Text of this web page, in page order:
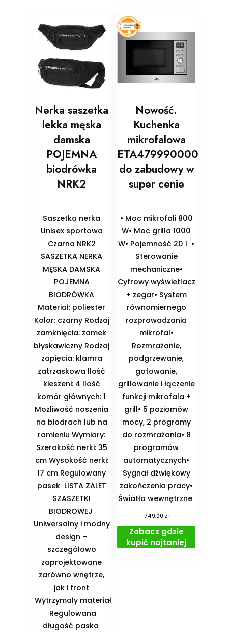
Nerka saszetka
lekka męska
damska
POJEMNA
biodrówka
NRK2
Saszetka nerka
Unisex sportowa
Czarna NRK2
SASZETKA NERKA
MĘSKA DAMSKA
POJEMNA
BIODRÓWKA
Materiał: poliester
Kolor: czarny Rodzaj
zamknięcia: zamek
błyskawiczny Rodzaj
zapięcia: klamra
zatrzaskowa Ilość
kieszeni: 4 Ilość
komór głównych: 1
Możliwość noszenia
na biodrach lub na
ramieniu Wymiary:
Szerokość nerki: 35
cm Wysokość nerki:
17 cm Regulowany
pasek ️ LISTA ZALET
SZASZETKI
BIODROWEJ ️
Uniwersalny i modny
design –
szczegółowo
zaprojektowane
zarówno wnętrze,
jak i front
️ Wytrzymały materiał
️ Regulowana
długość paska ️
Nowość.
Kuchenka
mikrofalowa
ETA479990000
do zabudowy w
super cenie
• Moc mikrofali 800
W• Moc grilla 1000
W• Pojemność 20 l •
Sterowanie
mechaniczne•
Cyfrowy wyświetlacz
+ zegar• System
równomiernego
rozprowadzania
mikrofal•
Rozmrażanie,
podgrzewanie,
gotowanie,
grillowanie i łączenie
funkcji mikrofala +
grill• 5 poziomów
mocy, 2 programy
do rozmrażania• 8
programów
automatycznych•
Sygnał dźwiękowy
zakończenia pracy•
Światło wewnętrzne
749,00 zł
Zobacz gdzie
kupić najtaniej